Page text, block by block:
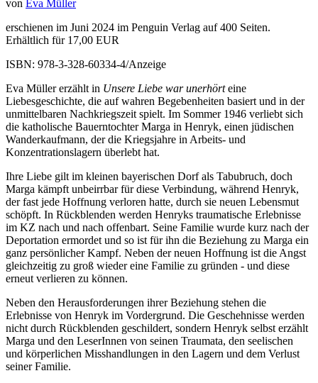
von Eva Müller
erschienen im Juni 2024 im Penguin Verlag auf 400 Seiten.
Erhältlich für 17,00 EUR
ISBN: 978-3-328-60334-4/Anzeige
Eva Müller erzählt in Unsere Liebe war unerhörteine
Liebesgeschichte, die auf wahren Begebenheiten basiert und in der
unmittelbaren Nachkriegszeit spielt. Im Sommer 1946 verliebt sich
die katholische Bauerntochter Marga in Henryk, einen jüdischen
Wanderkaufmann, der die Kriegsjahre in Arbeits- und
Konzentrationslagern überlebt hat.
Ihre Liebe gilt im kleinen bayerischen Dorf als Tabubruch, doch
Marga kämpft unbeirrbar für diese Verbindung, während Henryk,
der fast jede Hoffnung verloren hatte, durch sie neuen Lebensmut
schöpft. In Rückblenden werden Henryks traumatische Erlebnisse
im KZ nach und nach offenbart. Seine Familie wurde kurz nach der
Deportation ermordet und so ist für ihn die Beziehung zu Marga ein
ganz persönlicher Kampf. Neben der neuen Hoffnung ist die Angst
gleichzeitig zu groß wieder eine Familie zu gründen - und diese
erneut verlieren zu können.
Neben den Herausforderungen ihrer Beziehung stehen die
Erlebnisse von Henryk im Vordergrund. Die Geschehnisse werden
nicht durch Rückblenden geschildert, sondern Henryk selbst erzählt
Marga und den LeserInnen von seinen Traumata, den seelischen
und körperlichen Misshandlungen in den Lagern und dem Verlust
seiner Familie.